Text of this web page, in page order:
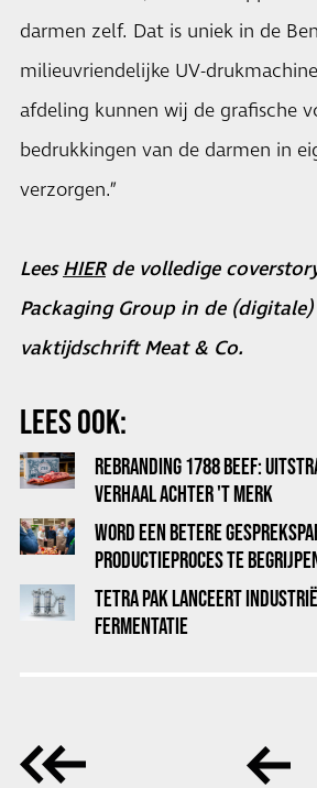
darmen zelf. Dat is uniek in de
milieuvriendelijke UV-
afdeling kunnen wij de grafische
bedrukkingen van de darmen in
verzorgen.”
LeesHIERde volledige
Packaging Group in de
vaktijdschrift Meat & Co.
LEES OOK:
REBRANDING 1788 BEEF:
VERHAAL ACHTER 'T MERK
WORD EEN BETERE
PRODUCTIEPROCES TE
TETRA PAK LANCEERT
FERMENTATIE